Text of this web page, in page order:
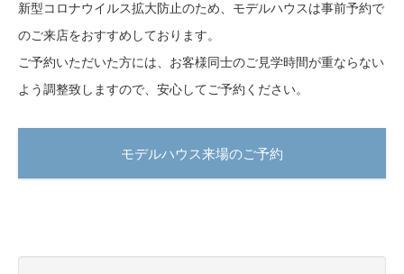
新型コロナウイルス拡大防止のため、モデルハウスは事前予約で
のご来店をおすすめしております。
ご予約いただいた方には、お客様同士のご見学時間が重ならない
よう調整致しますので、安心してご予約ください。
モデルハウス来場のご予約